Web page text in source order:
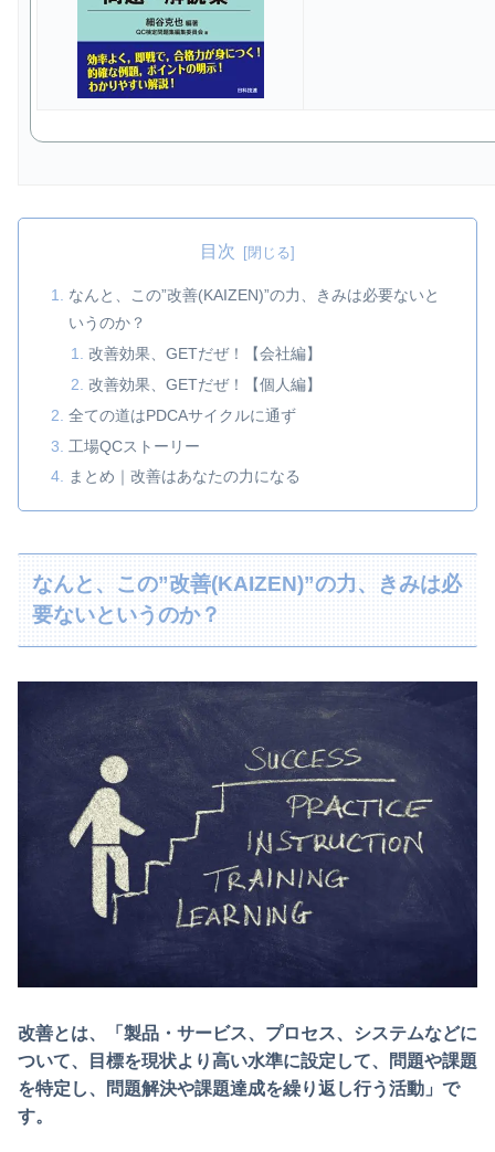
目次
なんと、この”改善(KAIZEN)”の力、きみは必要ないと
いうのか？
改善効果、GETだぜ！【会社編】
改善効果、GETだぜ！【個人編】
全ての道はPDCAサイクルに通ず
工場QCストーリー
まとめ｜改善はあなたの力になる
なんと、この”改善(KAIZEN)”の力、きみは必
要ないというのか？
改善とは、「製品・サービス、プロセス、システムなどに
ついて、目標を現状より高い水準に設定して、問題や課題
を特定し、問題解決や課題達成を繰り返し行う活動」で
す。